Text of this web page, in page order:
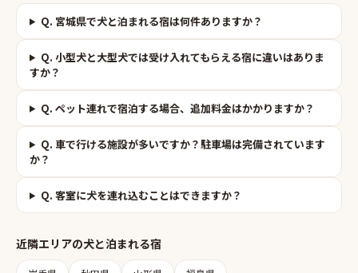
Q. 宮城県で犬と泊まれる宿は何件ありますか？
Q. 小型犬と大型犬では受け入れてもらえる宿に違いはありま
すか？
Q. ペット連れで宿泊する場合、追加料金はかかりますか？
Q. 車で行ける施設が多いですか？駐車場は完備されています
か？
Q. 客室に犬を連れ込むことはできますか？
近隣エリアの犬と泊まれる宿